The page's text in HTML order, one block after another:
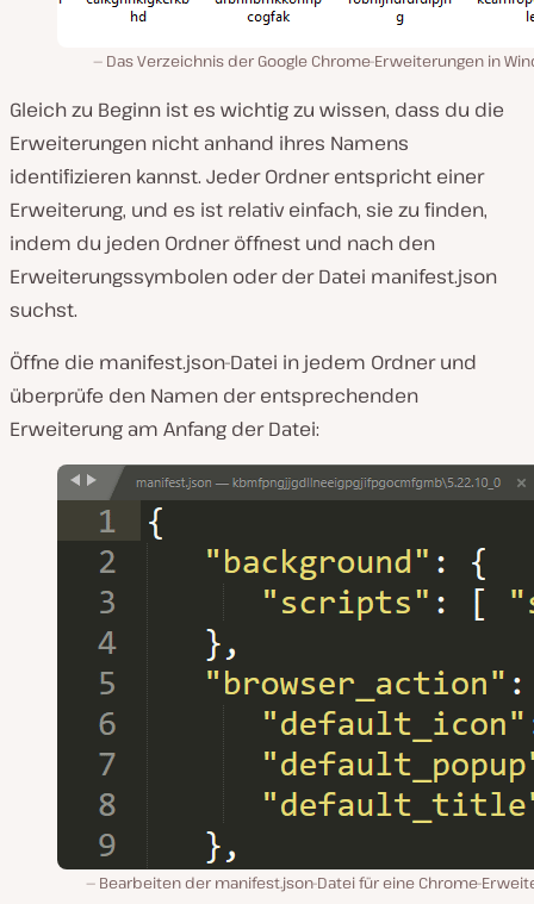
Das Verzeichnis der Google Chrome-Erweiterungen in
Gleich zu Beginn ist es wichtig zu wissen, dass du die
Erweiterungen nicht anhand ihres Namens
identifizieren kannst. Jeder Ordner entspricht einer
Erweiterung, und es ist relativ einfach, sie zu finden,
indem du jeden Ordner öffnest und nach den
Erweiterungssymbolen oder der Datei manifest.json
suchst.
Öffne die manifest.json-Datei in jedem Ordner und
überprüfe den Namen der entsprechenden
Erweiterung am Anfang der Datei:
Bearbeiten der manifest.json-Datei für eine Chrome-